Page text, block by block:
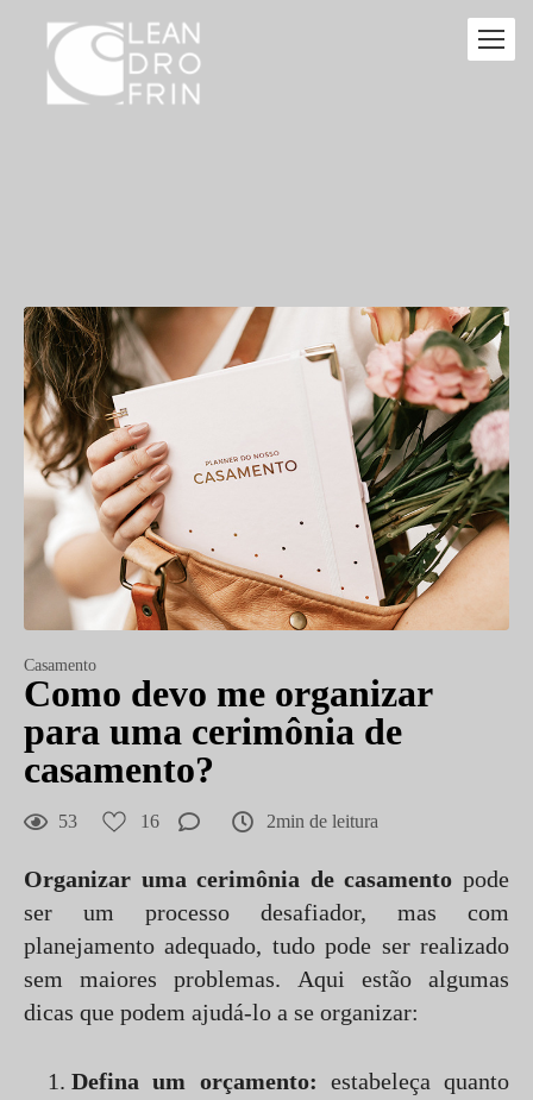
Casamento
Como devo me organizar
para uma cerimônia de
casamento?
53 16 2min de leitura
Organizar uma cerimônia de casamento pode
ser um processo desafiador, mas com
planejamento adequado, tudo pode ser realizado
sem maiores problemas. Aqui estão algumas
dicas que podem ajudá-lo a se organizar:
Defina um orçamento: estabeleça quanto